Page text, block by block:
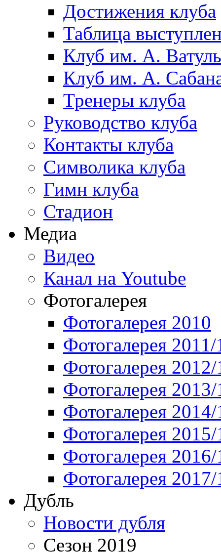
Достижения клуба
Таблица
Клуб им. А.
Клуб им. А.
Тренеры клуба
Руководство клуба
Контакты клуба
Символика клуба
Гимн клуба
Стадион
Медиа
Видео
Канал на Youtube
Фотогалерея
Фотогалерея 2010
Фотогалерея 2011/
Фотогалерея
Фотогалерея
Фотогалерея
Фотогалерея
Фотогалерея
Фотогалерея
Дубль
Новости дубля
Сезон 2019